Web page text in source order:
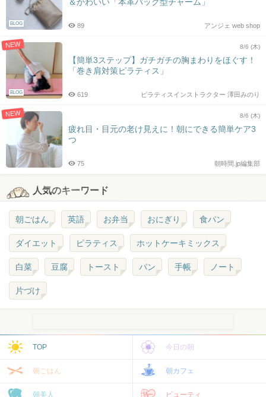
BLOG アンジェ web shop
89
NEW
BLOG
8/6 (木)
【簡単3ステップ】ガチガチの胸まわりをほぐす！
「巻き肩対策ピラティス」
ピラティスインストラクター 澤田みのり
619
NEW 8/6 (木)
疲れ目・目元の老け見えに！朝にできる簡単ケア3
つ
朝時間.jp編集部
75
人気のキーワード
朝ごはん 英語 お弁当 おにぎり 食パン
ダイエット ピラティス ホットケーキミックス
白菜 豆腐 トースト パン 手帳 ノート
片づけ
TOP 今日の朝
朝ごはん 朝カフェ
朝美人 ビューティ